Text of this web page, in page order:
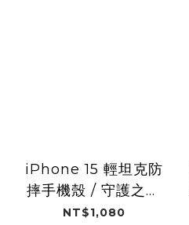
iPhone 15 輕坦克防
摔手機殼 / 守護之星
(糖姆姆)
NT$1,080